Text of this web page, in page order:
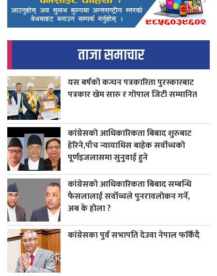
ताजा समाचार
यस बर्षको कन्चन पत्रकारिता पुरस्कारबाट
पत्रकार खेम सारु र गोपाल जिटी सम्मानित
कांग्रेसको आधिकारिकता बिबाद शुरुबाट
हेरिने,पाँच न्यायाधिस बाहेक सर्वोच्चको
पूर्णइजलासमा सुनुवाई हुने
कांग्रेसको आधिकारिकता बिबाद सम्बन्धि
फैसलालाई सर्वोच्चले पुनरावलोकन गर्ने,
अब के होला ?
कांग्रेसका पुर्व सभापति देउवा नेपाल फर्किंदै